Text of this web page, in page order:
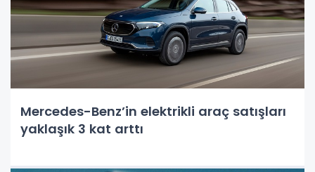
Mercedes-Benz’in elektrikli araç satışları
yaklaşık 3 kat arttı